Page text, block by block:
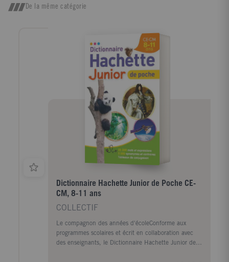
tissus. Il comporte 7 grandes parties dont les 31
de la cellule le noyau les chromosomes et les bases
moléculaires de l'hérédité l'intégration des signaux
membranaires et le programme fonctionnel de la
cellule la structure et la fonction des tissus la biologie
de la reproduction l'embryologie des 4 premières
semaines. L'ouvrage comprend l'essentiel du cours
présenté de façon claire et détaillée et en fin de
chapitre vous trouverez un total de 350
entrainements pour tester vos connaissances.
L'apprentissage est largement facilité par les 300
illustrations en couleur ou clichés d'imagerie qui
viennent éclairer le texte.
De la même catégorie
Dictionnaire Hachette Junior de Poche CE-
CM, 8-11 ans
COLLECTIF
Le compagnon des années d'écoleConforme aux
programmes scolaires et écrit en collaboration avec
des enseignants, le Dictionnaire Hachette Junior de